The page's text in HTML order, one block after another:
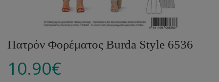
Πατρόν Φορέματος Burda Style 6536
10.90€